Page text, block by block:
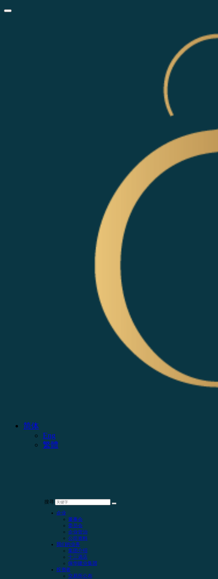
简体
Eng
繁體
搜寻
企业
董事会
委员会
企业管治
公司资料
我们的业务
集团介绍
十三酒店
保华建业集团
投资者
交易所公布